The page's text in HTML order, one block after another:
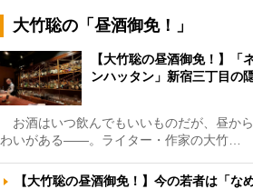
大竹聡の「昼酒御免！」
【大竹聡の昼酒御免！】「
ンハッタン」新宿三丁目の
お酒はいつ飲んでもいいものだが、昼か
わいがある――。ライター・作家の大竹…
【大竹聡の昼酒御免！】今の若者は「な